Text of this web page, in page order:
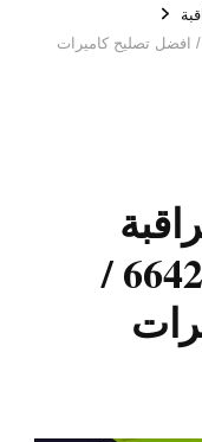
تصليح كاميرات مراقبة الفنيطيس / 66428585 / افضل تصليح كاميرات
الفنيطيس / 66428585 /